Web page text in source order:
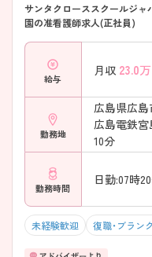
サンタクローススクールジャ
園の准看護師求人(正社員)
給与
月収 23.0
勤務地
広島県広島
広島電鉄宮
10分
勤務時間
日勤:07時
未経験歓迎 復職・ブラン